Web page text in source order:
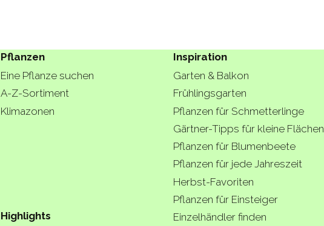
Pflanzen
Eine Pflanze suchen
A-Z-Sortiment
Klimazonen
Inspiration
Garten & Balkon
Frühlingsgarten
Pflanzen für Schmetterlinge
Gärtner-Tipps für kleine Flächen
Pflanzen für Blumenbeete
Pflanzen für jede Jahreszeit
Herbst-Favoriten
Pflanzen für Einsteiger
Highlights Einzelhändler finden